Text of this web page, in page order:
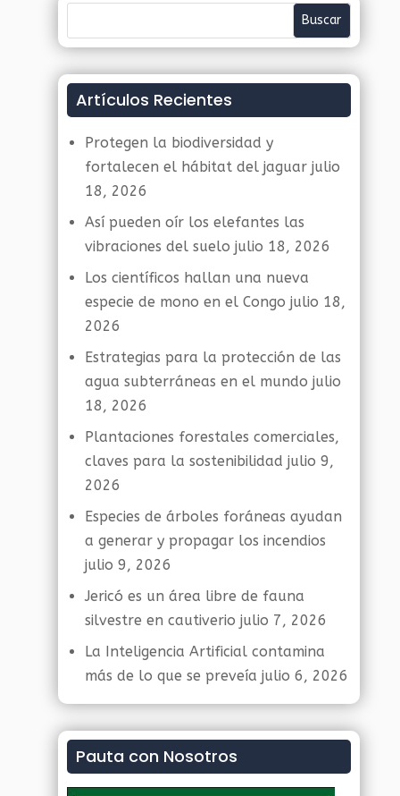
Artículos Recientes
Protegen la biodiversidad y
fortalecen el hábitat del jaguar julio
18, 2026
Así pueden oír los elefantes las
vibraciones del suelo julio 18, 2026
Los científicos hallan una nueva
especie de mono en el Congo julio 18,
2026
Estrategias para la protección de las
agua subterráneas en el mundo julio
18, 2026
Plantaciones forestales comerciales,
claves para la sostenibilidad julio 9,
2026
Especies de árboles foráneas ayudan
a generar y propagar los incendios
julio 9, 2026
Jericó es un área libre de fauna
silvestre en cautiverio julio 7, 2026
La Inteligencia Artificial contamina
más de lo que se preveía julio 6, 2026
Pauta con Nosotros